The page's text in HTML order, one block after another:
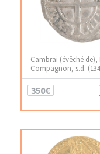
Cambrai (évêché
Compagnon, s.d.
350€